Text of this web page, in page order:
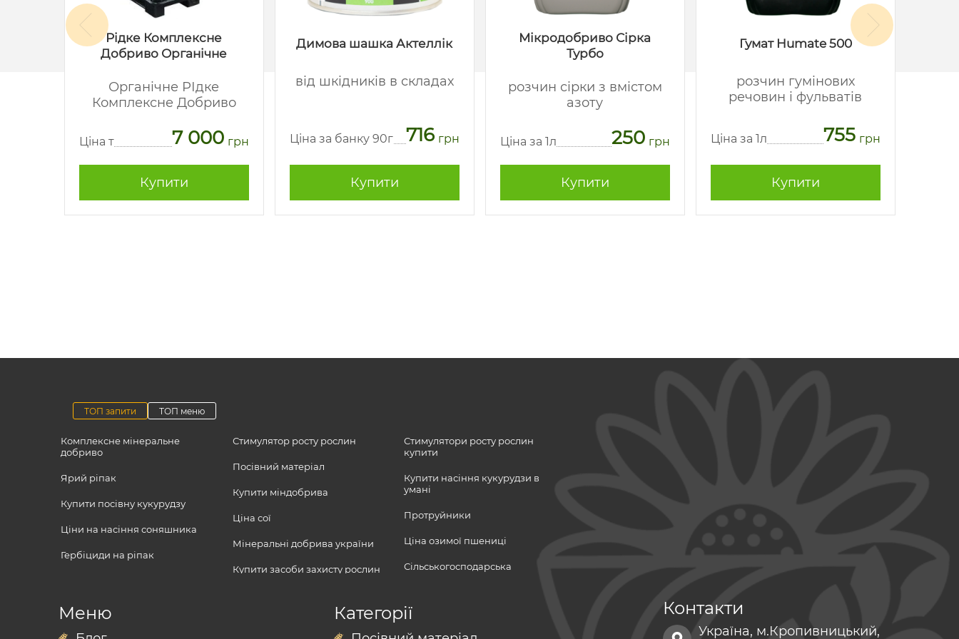
Рідке Комплексне
Добриво Органічне
Органічне РІдке
Комплексне Добриво
Ціна т 7 000 грн
Купити
Димова шашка Актеллік
від шкідників в складах
Ціна за банку 90г 716 грн
Купити
Мікродобриво Сірка
Турбо
розчин сірки з вмістом
азоту
Ціна за 1л 250 грн
Купити
Гумат Humate 500
розчин гумінових
речовин і фульватів
Ціна за 1л 755 грн
Купити
ТОП запити ТОП меню
Комплексне мінеральне
добриво
Ярий ріпак
Купити посівну кукурудзу
Ціни на насіння соняшника
Гербіциди на ріпак
Байєр гербіциди
Зернята соняшника ціна
Стимулятор росту рослин
Посівний матеріал
Купити міндобрива
Ціна сої
Мінеральні добрива україни
Купити засоби захисту рослин
Азотні добрива купити
Стимулятори росту рослин
купити
Купити насіння кукурудзи в
умані
Протруйники
Ціна озимої пшениці
Сільськогосподарська
Мікродобрива
Гербіциди
озимий ріпак
Меню Категорії Контакти
Україна, м.Кропивницький,